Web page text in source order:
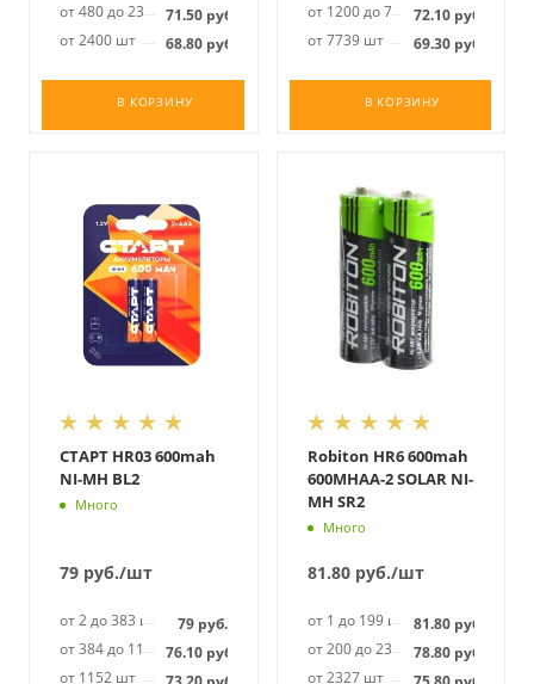
от 480 до 2399 шт71.50 руб.
от 2400 шт
68.80 руб.
В КОРЗИНУ
от 1200 до 7738 шт
72.10руб.
от 7739 шт
69.30руб.
В КОРЗИНУ
СТАРТ HR03 600mah
NI-MH BL2
Много
79 руб./шт
от 2 до 383 шт 79руб.
от 384 до 1151 шт76.10 руб.
от 1152 шт
Robiton HR6 600mah
600MHAA-2 SOLAR NI-
MH SR2
Много
81.80руб./шт
от 1 до 199 шт 81.80руб.
от 200 до 2326 шт78.80руб.
от 2327 шт